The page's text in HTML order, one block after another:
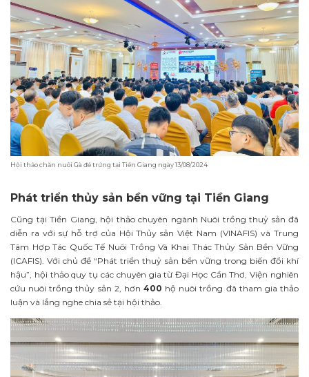
Hội thảo chăn nuôi Gà đẻ trứng tại Tiền Giang ngày 13/08/2024
Phát triển thủy sản bền vững tại Tiền Giang
Cũng tại Tiền Giang, hội thảo chuyên ngành Nuôi trồng thuỷ sản đã
diễn ra với sự hỗ trợ của Hội Thủy sản Việt Nam (VINAFIS) và Trung
Tâm Hợp Tác Quốc Tế Nuôi Trồng Và Khai Thác Thủy Sản Bền Vững
(ICAFIS). Với chủ đề “Phát triển thuỷ sản bền vững trong biến đổi khí
hậu”, hội thảo quy tụ các chuyên gia từ Đại Học Cần Thơ, Viện nghiên
cứu nuôi trồng thủy sản 2, hơn 400 hộ nuôi trồng đã tham gia thảo
luận và lắng nghe chia sẻ tại hội thảo.